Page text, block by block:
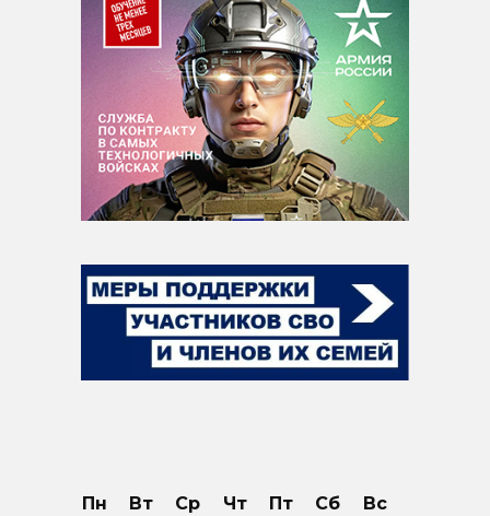
Пн Вт Ср Чт Пт Сб
Вс